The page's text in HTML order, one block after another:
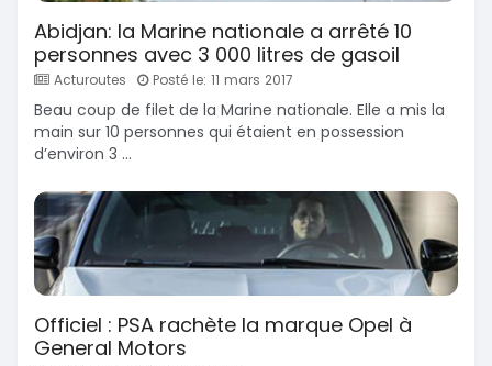
Abidjan: la Marine nationale a arrêté 10
personnes avec 3 000 litres de gasoil
Acturoutes Posté le: 11 mars 2017
Beau coup de filet de la Marine nationale. Elle a mis la
main sur 10 personnes qui étaient en possession
d’environ 3 ...
Officiel : PSA rachète la marque Opel à
General Motors